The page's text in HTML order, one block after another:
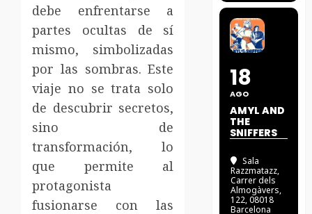
debe enfrentarse a
partes ocultas de sí
mismo, simbolizadas
por las sombras. Este
viaje no se trata solo
de descubrir secretos,
sino de
transformación, lo
que permite al
protagonista
fusionarse con las
18
AGO
AMYL AND
THE
SNIFFERS
Sala
Razzmatazz,
Carrer dels
Almogàvers,
122, 08018
Barcelona